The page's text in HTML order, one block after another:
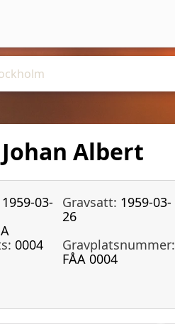
Albert
1959-03-
Gravsatt: 1959-03-
26
A
0004
Gravplatsnummer:
FÅA 0004